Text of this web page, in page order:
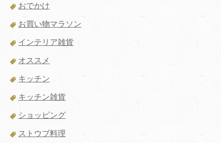
おでかけ
お買い物マラソン
インテリア雑貨
オススメ
キッチン
キッチン雑貨
ショッピング
ストウブ料理